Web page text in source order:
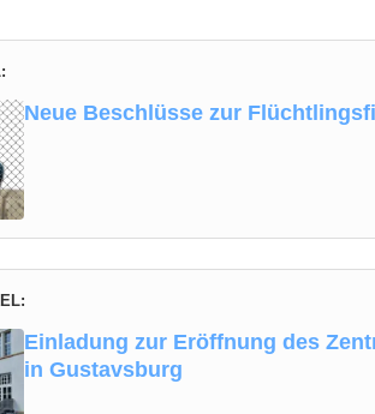
Neue Beschlüsse zur
Einladung zur Eröffnung des
in Gustavsburg